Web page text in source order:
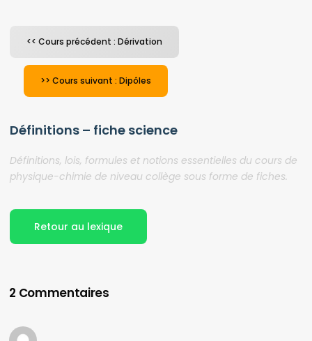
<< Cours précédent : Dérivation
>> Cours suivant : Dipôles
Définitions – fiche science
Définitions, lois, formules et notions essentielles du cours de
physique-chimie de niveau collège sous forme de fiches.
Retour au lexique
2 Commentaires